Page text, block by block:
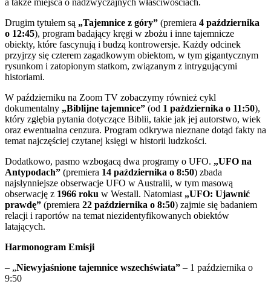
Drugim tytułem są „Tajemnice z góry” (premiera 4 października
o 12:45), program badający kręgi w zbożu i inne tajemnicze
obiekty, które fascynują i budzą kontrowersje. Każdy odcinek
przyjrzy się czterem zagadkowym obiektom, w tym gigantycznym
rysunkom i zatopionym statkom, związanym z intrygującymi
historiami.
W październiku na Zoom TV zobaczymy również cykl
dokumentalny „Biblijne tajemnice” (od 1 października o 11:50),
który zgłębia pytania dotyczące Biblii, takie jak jej autorstwo, wiek
oraz ewentualna cenzura. Program odkrywa nieznane dotąd fakty na
temat najczęściej czytanej księgi w historii ludzkości.
Dodatkowo, pasmo wzbogacą dwa programy o UFO. „UFO na
Antypodach” (premiera 14 października o 8:50) zbada
najsłynniejsze obserwacje UFO w Australii, w tym masową
obserwację z 1966 roku w Westall. Natomiast „UFO: Ujawnić
prawdę” (premiera 22 października o 8:50) zajmie się badaniem
relacji i raportów na temat niezidentyfikowanych obiektów
latających.
Harmonogram Emisji
– „Niewyjaśnione tajemnice wszechświata” – 1 października o
9:50